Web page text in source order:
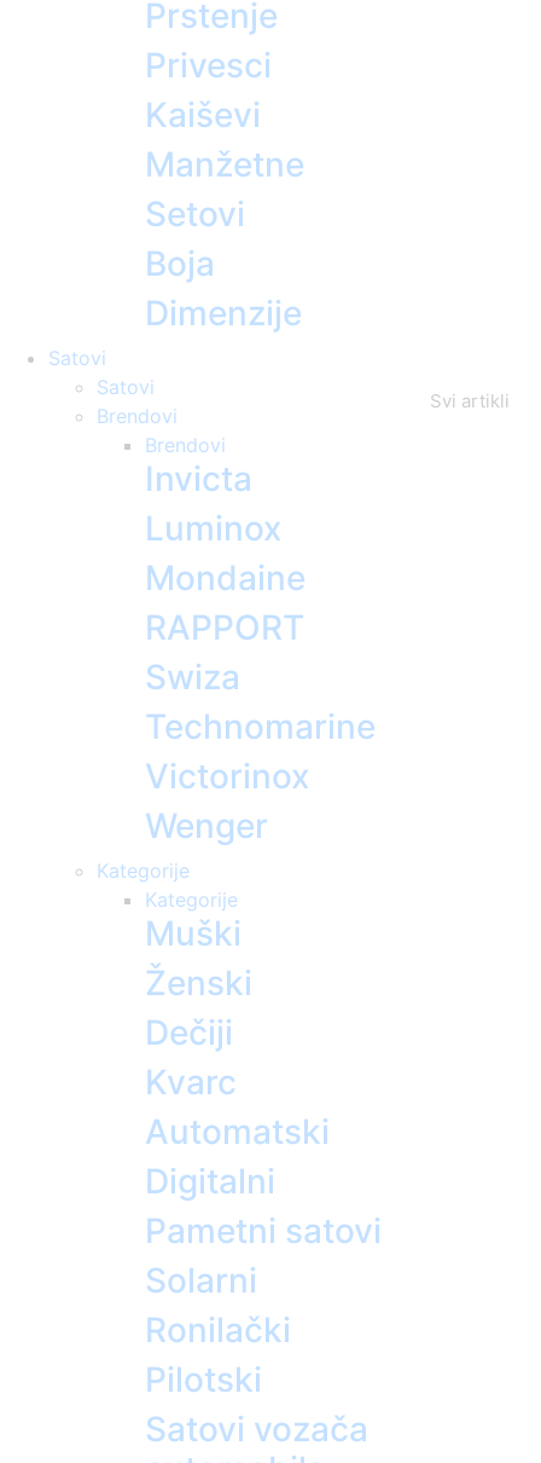
Prstenje
Privesci
Kaiševi
Manžetne
Setovi
Boja
Dimenzije
Satovi
Svi artikli
Satovi
Brendovi
Brendovi
Invicta
Luminox
Mondaine
RAPPORT
Swiza
Technomarine
Victorinox
Wenger
Kategorije
Kategorije
Muški
Ženski
Dečiji
Kvarc
Automatski
Digitalni
Pametni satovi
Solarni
Ronilački
Pilotski
Satovi vozača